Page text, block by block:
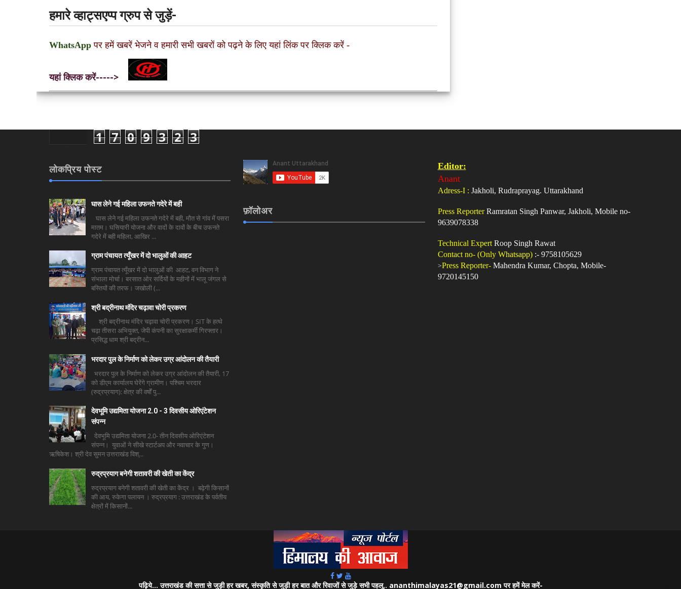
हमारे व्हाट्सएप्प ग्रुप से जुड़ें-
WhatsApp पर हमें खबरें भेजने व हमारी सभी खबरों को पढ़ने के लिए यहां लिंक पर क्लिक करें -
यहां क्लिक करें----->
1 7 0 9 3 2 3
लोकप्रिय पोस्ट
घास लेने गई महिला उफनते गदेरे में बही
घास लेने गई महिला उफनते गदेरे में बही, मौत से गांव में पसरा
मातम। घसियारी योजना और वादों के दावों के बीच उफनते
गदेरे में बही महिला, आखिर ...
ग्राम पंचायत त्यूँखर में दो भालुओं की आहट
ग्राम पंचायत त्यूँखर में दो भालुओं की आहट, वन विभाग ने
संभाला मोर्चा। बरसात ओर सर्दियों के महीनों में भालू जंगल से
बस्तियों की तरफ। जखोली (...
श्री बद्रीनाथ मंदिर चढ़ावा चोरी प्रकरण
श्री बद्रीनाथ मंदिर चढ़ावा चोरी प्रकरण। SIT के हत्थे
चढ़ा तीसरा अभियुक्त, जेपी कंपनी का सुरक्षाकर्मी गिरफ्तार।
प्रसिद्ध धाम श्री बद्रीन...
भरदार पुल के निर्माण को लेकर उग्र आंदोलन की तैयारी
भरदार पुल के निर्माण को लेकर उग्र आंदोलन की तैयारी, 17
को डीएम कार्यालय घेरेंगे ग्रामीण। पश्चिम भरदार
(रुद्रप्रयाग): क्षेत्र की वर्षों पु...
देवभूमि उद्यमिता योजना 2.0 - 3 दिवसीय ओरिएंटेशन
संपन्न
देवभूमि उद्यमिता योजना 2.0- तीन दिवसीय ओरिएंटेशन
संपन्न। युवाओं ने सीखे स्टार्टअप और नवाचार के गुण।
ऋषिकेश। श्री देव सुमन उत्तराखंड विश्...
रुद्रप्रयाग बनेगी शतावरी की खेती का केंद्र
रुद्रप्रयाग बनेगी शतावरी की खेती का केंद्र । बढ़ेगी किसानों
की आय, रुकेगा पलायन । रुद्रप्रयाग : उत्तराखंड के पर्वतीय
क्षेत्रों में किसानों...
फ़ॉलोअर
Editor:
Anant
Adress-I : Jakholi, Rudraprayag. Uttarakhand
Press ReporterRamratan Singh Panwar, Jakholi, Mobile no-
9639078338
Technical ExpertRoop Singh Rawat
Contact no- (Only Whatsapp) :- 9758105629
>Press Reporter-Mahendra Kumar, Chopta, Mobile-
9720145150
पढ़िये... उत्तराखंड की सत्ता से जुड़ी हर खबर, संस्कृति से जुड़ी हर बात और रिवाजों से जुड़े सभी पहलू.. ananthimalayas21@gmail.com पर हमें मेल करें-